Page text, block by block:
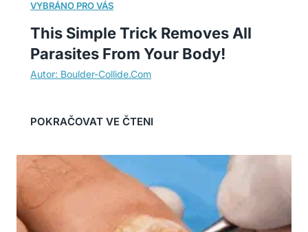
This Simple Trick Removes All
Parasites From Your Body!